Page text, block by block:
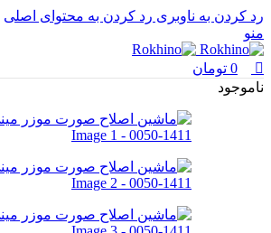
رد کردن به ناوبری رد کردن به محتوای اصلی
منو
0 تومان
ناموجود